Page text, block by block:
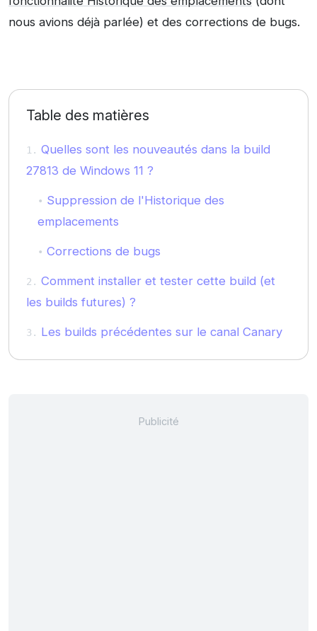
nous avions déjà parlée) et des corrections de bugs.
Table des matières
Quelles sont les nouveautés dans la build
27813 de Windows 11 ?
Suppression de l'Historique des
emplacements
Corrections de bugs
Comment installer et tester cette build (et
les builds futures) ?
Les builds précédentes sur le canal Canary